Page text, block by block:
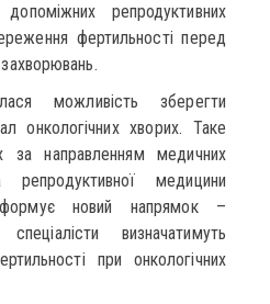
репродуктивних
фертильності перед
можливість зберегти
онкологічних хворих. Таке
за направленням медичних
репродуктивної медицини
новий напрямок –
визначатимуть
при онкологічних